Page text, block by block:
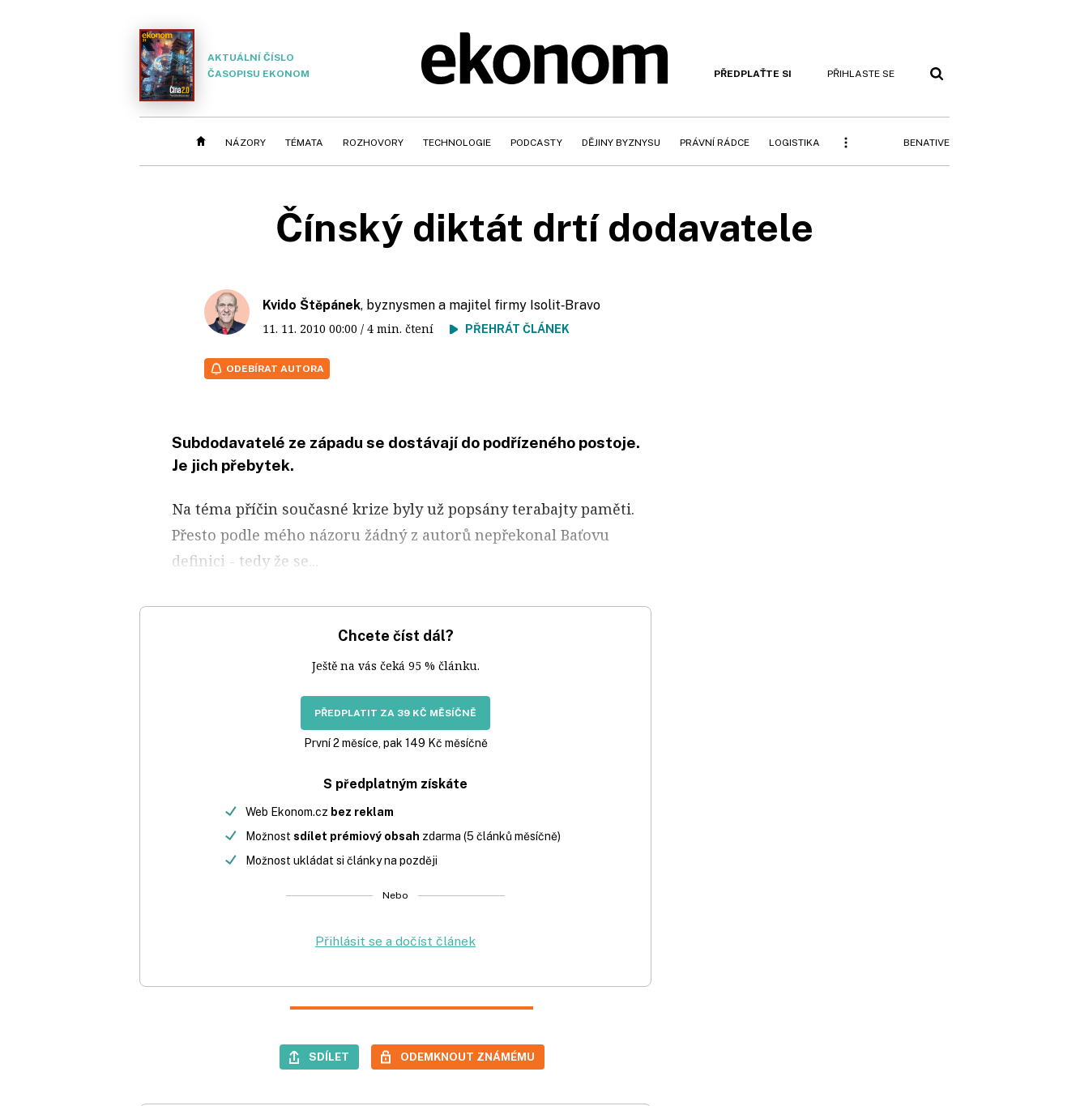
AKTUÁLNÍ ČÍSLO
ČASOPISU EKONOM
PŘEDPLAŤTE SI PŘIHLASTE SE
NÁZORY TÉMATA ROZHOVORY TECHNOLOGIE PODCASTY DĚJINY BYZNYSU PRÁVNÍ RÁDCE LOGISTIKA BENATIVE
Čínský diktát drtí dodavatele
Kvido Štěpánek, byznysmen a majitel firmy Isolit‑Bravo
11. 11. 2010 00:00 / 4 min. čtení PŘEHRÁT ČLÁNEK
ODEBÍRAT AUTORA
Subdodavatelé ze západu se dostávají do podřízeného postoje.
Je jich přebytek.
Na téma příčin současné krize byly už popsány terabajty paměti.
Přesto podle mého názoru žádný z autorů nepřekonal Baťovu
definici - tedy že se...
Chcete číst dál?
Ještě na vás čeká 95 % článku.
PŘEDPLATIT ZA 39 KČ MĚSÍČNĚ
První 2 měsíce, pak 149 Kč měsíčně
S předplatným získáte
Web Ekonom.cz bez reklam
Možnost sdílet prémiový obsah zdarma (5 článků měsíčně)
Možnost ukládat si články na později
Nebo
Přihlásit se a dočíst článek
SDÍLET ODEMKNOUT ZNÁMÉMU